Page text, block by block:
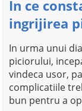
In ce
ingrijirea
In urma unui
piciorului,
vindeca usor,
complicatiile
bun pentru a